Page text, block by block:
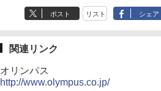
ポスト リスト シェア
関連リンク
オリンパス
http://www.olympus.co.jp/